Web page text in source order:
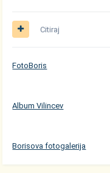
Citiraj
FotoBoris
Album Vilincev
Borisova fotogalerija